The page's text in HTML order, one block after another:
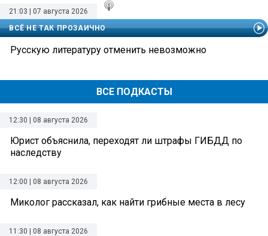
ВСЕ ПОДКАСТЫ
21:03 | 07 августа 2026
ВСЁ НЕ ТАК ПРОЗАИЧНО
Русскую литературу отменить невозможно
12:30 | 08 августа 2026
Юрист объяснила, переходят ли штрафы ГИБДД по
наследству
12:00 | 08 августа 2026
Миколог рассказал, как найти грибные места в лесу
11:30 | 08 августа 2026